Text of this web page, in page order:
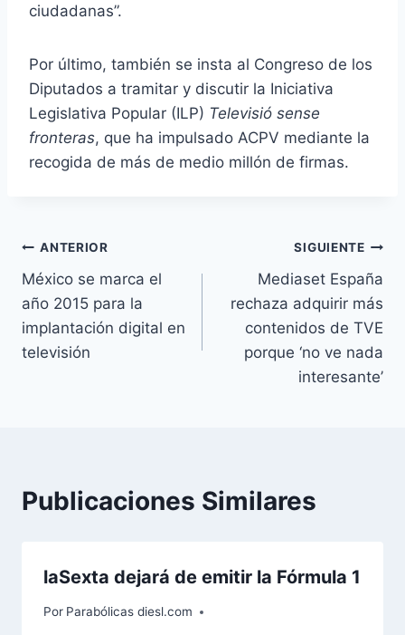
ciudadanas”.
Por último, también se insta al Congreso de los
Diputados a tramitar y discutir la Iniciativa
Legislativa Popular (ILP) Televisió sense
fronteras, que ha impulsado ACPV mediante la
recogida de más de medio millón de firmas.
Navegación
de
entradas
ANTERIOR
México se marca el
año 2015 para la
implantación digital en
televisión
SIGUIENTE
Mediaset España
rechaza adquirir más
contenidos de TVE
porque ‘no ve nada
interesante’
Publicaciones Similares
laSexta dejará de emitir la Fórmula 1
Por Parabólicas diesl.com